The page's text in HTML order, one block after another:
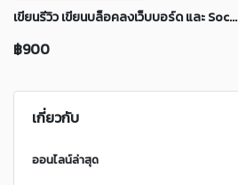
เขียนรีวิว เขียนบล็อคลงเว็บบอร์ด และ Soc...
฿900
เกี่ยวกับ
ออนไลน์ล่าสุด